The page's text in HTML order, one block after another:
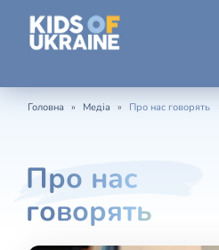
Головна » Медіа » Про нас говорять
Про нас
говорять